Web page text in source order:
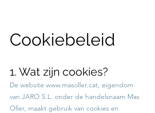
Cookiebeleid
1. Wat zijn cookies?
De website www.masoller.cat , eigendom
van JARO S.L. onder de handelsnaam Mas
Oller, maakt gebruik van cookies en